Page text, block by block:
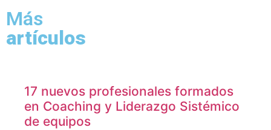
Más
artículos
17 nuevos profesionales formados
en Coaching y Liderazgo Sistémico
de equipos